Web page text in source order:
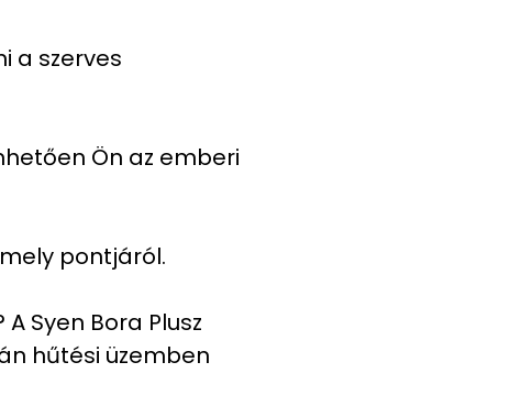
a szerves
Ön az emberi
pontjáról.
Syen Bora Plusz
hűtési üzemben